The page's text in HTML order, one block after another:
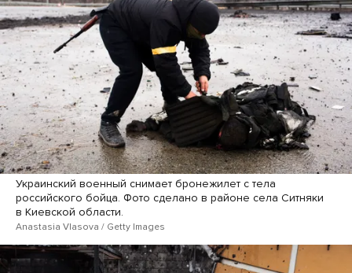
Украинский военный снимает бронежилет с тела
российского бойца. Фото сделано в районе села Ситняки
в Киевской области.
Anastasia Vlasova / Getty Images